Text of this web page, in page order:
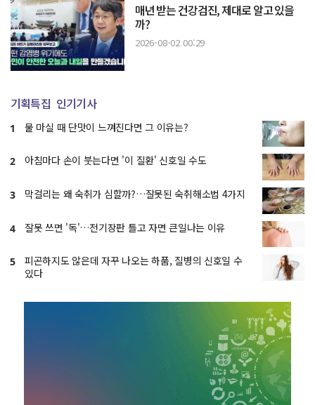
매년 받는 건강검진, 제대로 알고 있을
까?
2026-08-02 00:29
기획특집 인기기사
1 물 마실 때 단맛이 느껴진다면 그 이유는?
2 아침마다 손이 붓는다면 '이 질환' 신호일 수도
3 막걸리는 왜 숙취가 심할까?…잘못된 숙취해소법 4가지
4 잘못 쓰면 '독'…전기장판 틀고 자면 큰일나는 이유
5
피곤하지도 않은데 자꾸 나오는 하품, 질병의 신호일 수
있다